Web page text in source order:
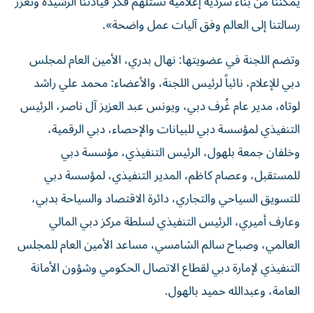
رسالتنا إلى العالم وفق آليات عمل واضحة».
وتضم اللجنة في عضويتها: نهال بدري، الأمين العام لمجلس
دبي للإعلام، نائباً لرئيس اللجنة، والأعضاء: محمد علي راشد
لوتاه، مدير عام غُرف دبي، ويونس عبد العزيز آل ناصر، الرئيس
التنفيذي لمؤسسة دبي للبيانات والإحصاء، دبي الرقمية،
وخلفان جمعة بلهول، الرئيس التنفيذي، مؤسسة دبي
للمستقبل، وعصام كاظم، المدير التنفيذي، لمؤسسة دبي
للتسويق السياحي والتجاري، دائرة الاقتصاد والسياحة بدبي،
وعارف أميري، الرئيس التنفيذي لسلطة مركز دبي المالي
العالمي، وصباح سالم الشامسي، مساعد الأمين العام للمجلس
التنفيذي لإمارة دبي لقطاع الاتصال الحكومي وشؤون الأمانة
العامة، وعبدالله حميد بالهول.